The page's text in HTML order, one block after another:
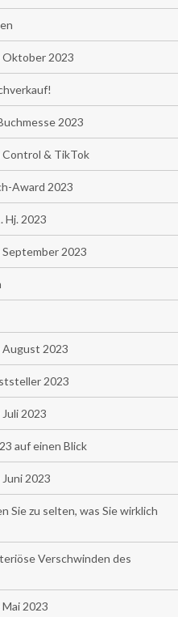
2023
2023
& TikTok
Award 2023
Hj. 2023
2023
2023
2023
2023
auf einen Blick
2023
Sie zu selten, was Sie wirklich
Verschwinden des
2023